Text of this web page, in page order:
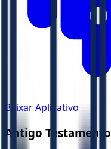
Baixar Aplicativo
Antigo Testamento